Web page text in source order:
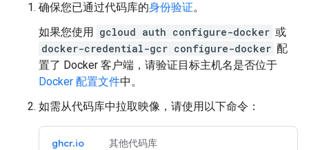
确保您已通过代码库的身份验证。
如果您使用 gcloud auth configure-docker 或
docker-credential-gcr configure-docker 配
置了 Docker 客户端，请验证目标主机名是否位于
Docker 配置文件中。
如需从代码库中拉取映像，请使用以下命令：
ghcr.io 其他代码库